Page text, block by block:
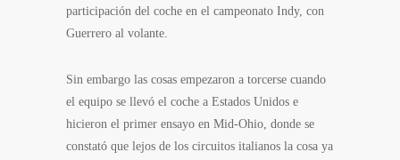
participación del coche en el campeonato Indy, con
Guerrero al volante.
Sin embargo las cosas empezaron a torcerse cuando
el equipo se llevó el coche a Estados Unidos e
hicieron el primer ensayo en Mid-Ohio, donde se
constató que lejos de los circuitos italianos la cosa ya